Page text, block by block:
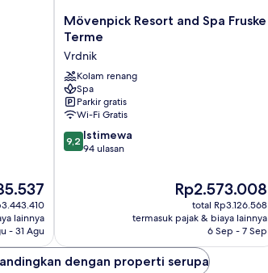
lainnya
- 31 Agu
Mövenpick
Resort
Spa
Fruske
Terme
Vrdnik
Mövenpick Resort and Spa Fruske
Terme
Vrdnik
Kolam renang
Spa
Parkir gratis
Wi-Fi Gratis
9.2
dari
9,2 Istimewa
94 ulasan
Harga
sekarang
Rp2.573.008
Rp2.573.008
total Rp3.126.568
termasuk pajak & biaya lainnya
6 Sep - 7 Sep
dengan properti serupa